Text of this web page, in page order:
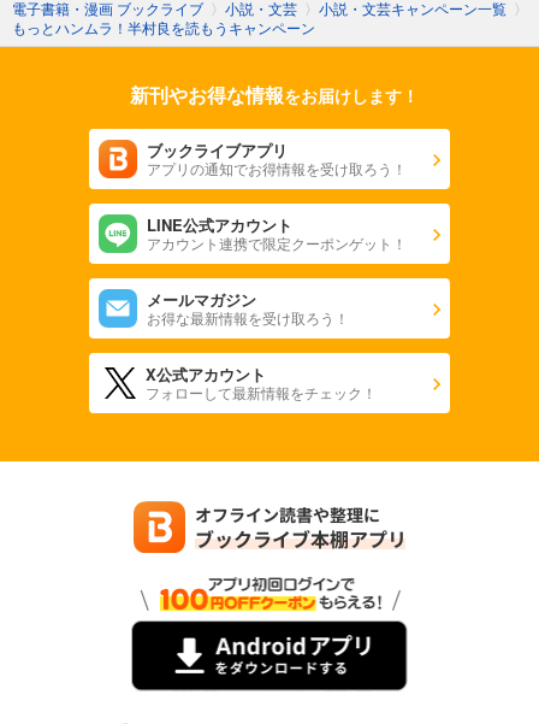
電子書籍・漫画 ブックライブ 〉 小説・文芸 〉 小説・文芸キャンペーン一覧 〉
もっとハンムラ！半村良を読もうキャンペーン
新刊やお得な情報をお届けします！
ブックライブアプリ
アプリの通知でお得情報を受け取ろう！
LINE公式アカウント
アカウント連携で限定クーポンゲット！
メールマガジン
お得な最新情報を受け取ろう！
X公式アカウント
フォローして最新情報をチェック！